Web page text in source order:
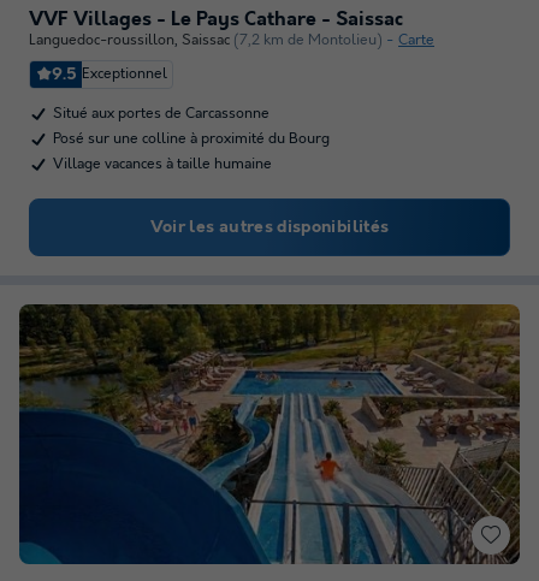
VVF Villages - Le Pays Cathare - Saissac
Languedoc-roussillon, Saissac (7,2 km de Montolieu) Carte
9.5 Exceptionnel
Situé aux portes de Carcassonne
Posé sur une colline à proximité du Bourg
Village vacances à taille humaine
Voir les autres disponibilités